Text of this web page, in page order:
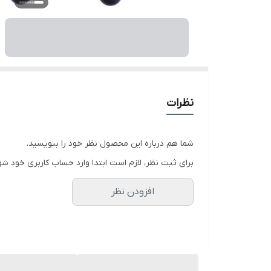
نظرات
شما هم درباره این محصول نظر خود را بنویسید.
برای ثبت نظر، لازم است ابتدا وارد حساب کاربری خود
افزودن نظر